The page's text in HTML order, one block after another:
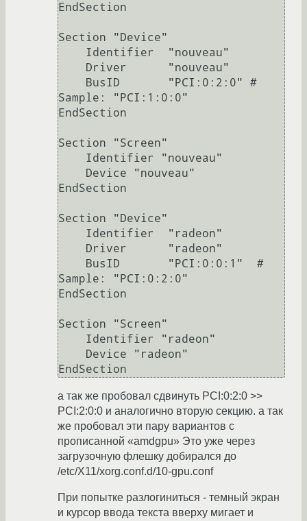
EndSection
Section "Device"
Sample: "PCI:1:0:0"
EndSection
Section "Screen"
EndSection
Section "Device"
Sample: "PCI:0:2:0"
EndSection
Section "Screen"
а так же пробовал сдвинуть PCI:0:2:0 >>
PCI:2:0:0 и аналогично вторую секцию. а так
же пробовал эти пару вариантов с
прописанной «amdgpu» Это уже через
загрузочную флешку добирался до
/etc/X11/xorg.conf.d/10-gpu.conf
При попытке разлогиниться - темный экран
и курсор ввода текста вверху мигает и